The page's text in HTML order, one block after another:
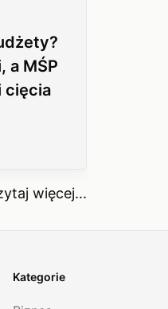
a MŚP
cięcia
więcej...
Kategorie